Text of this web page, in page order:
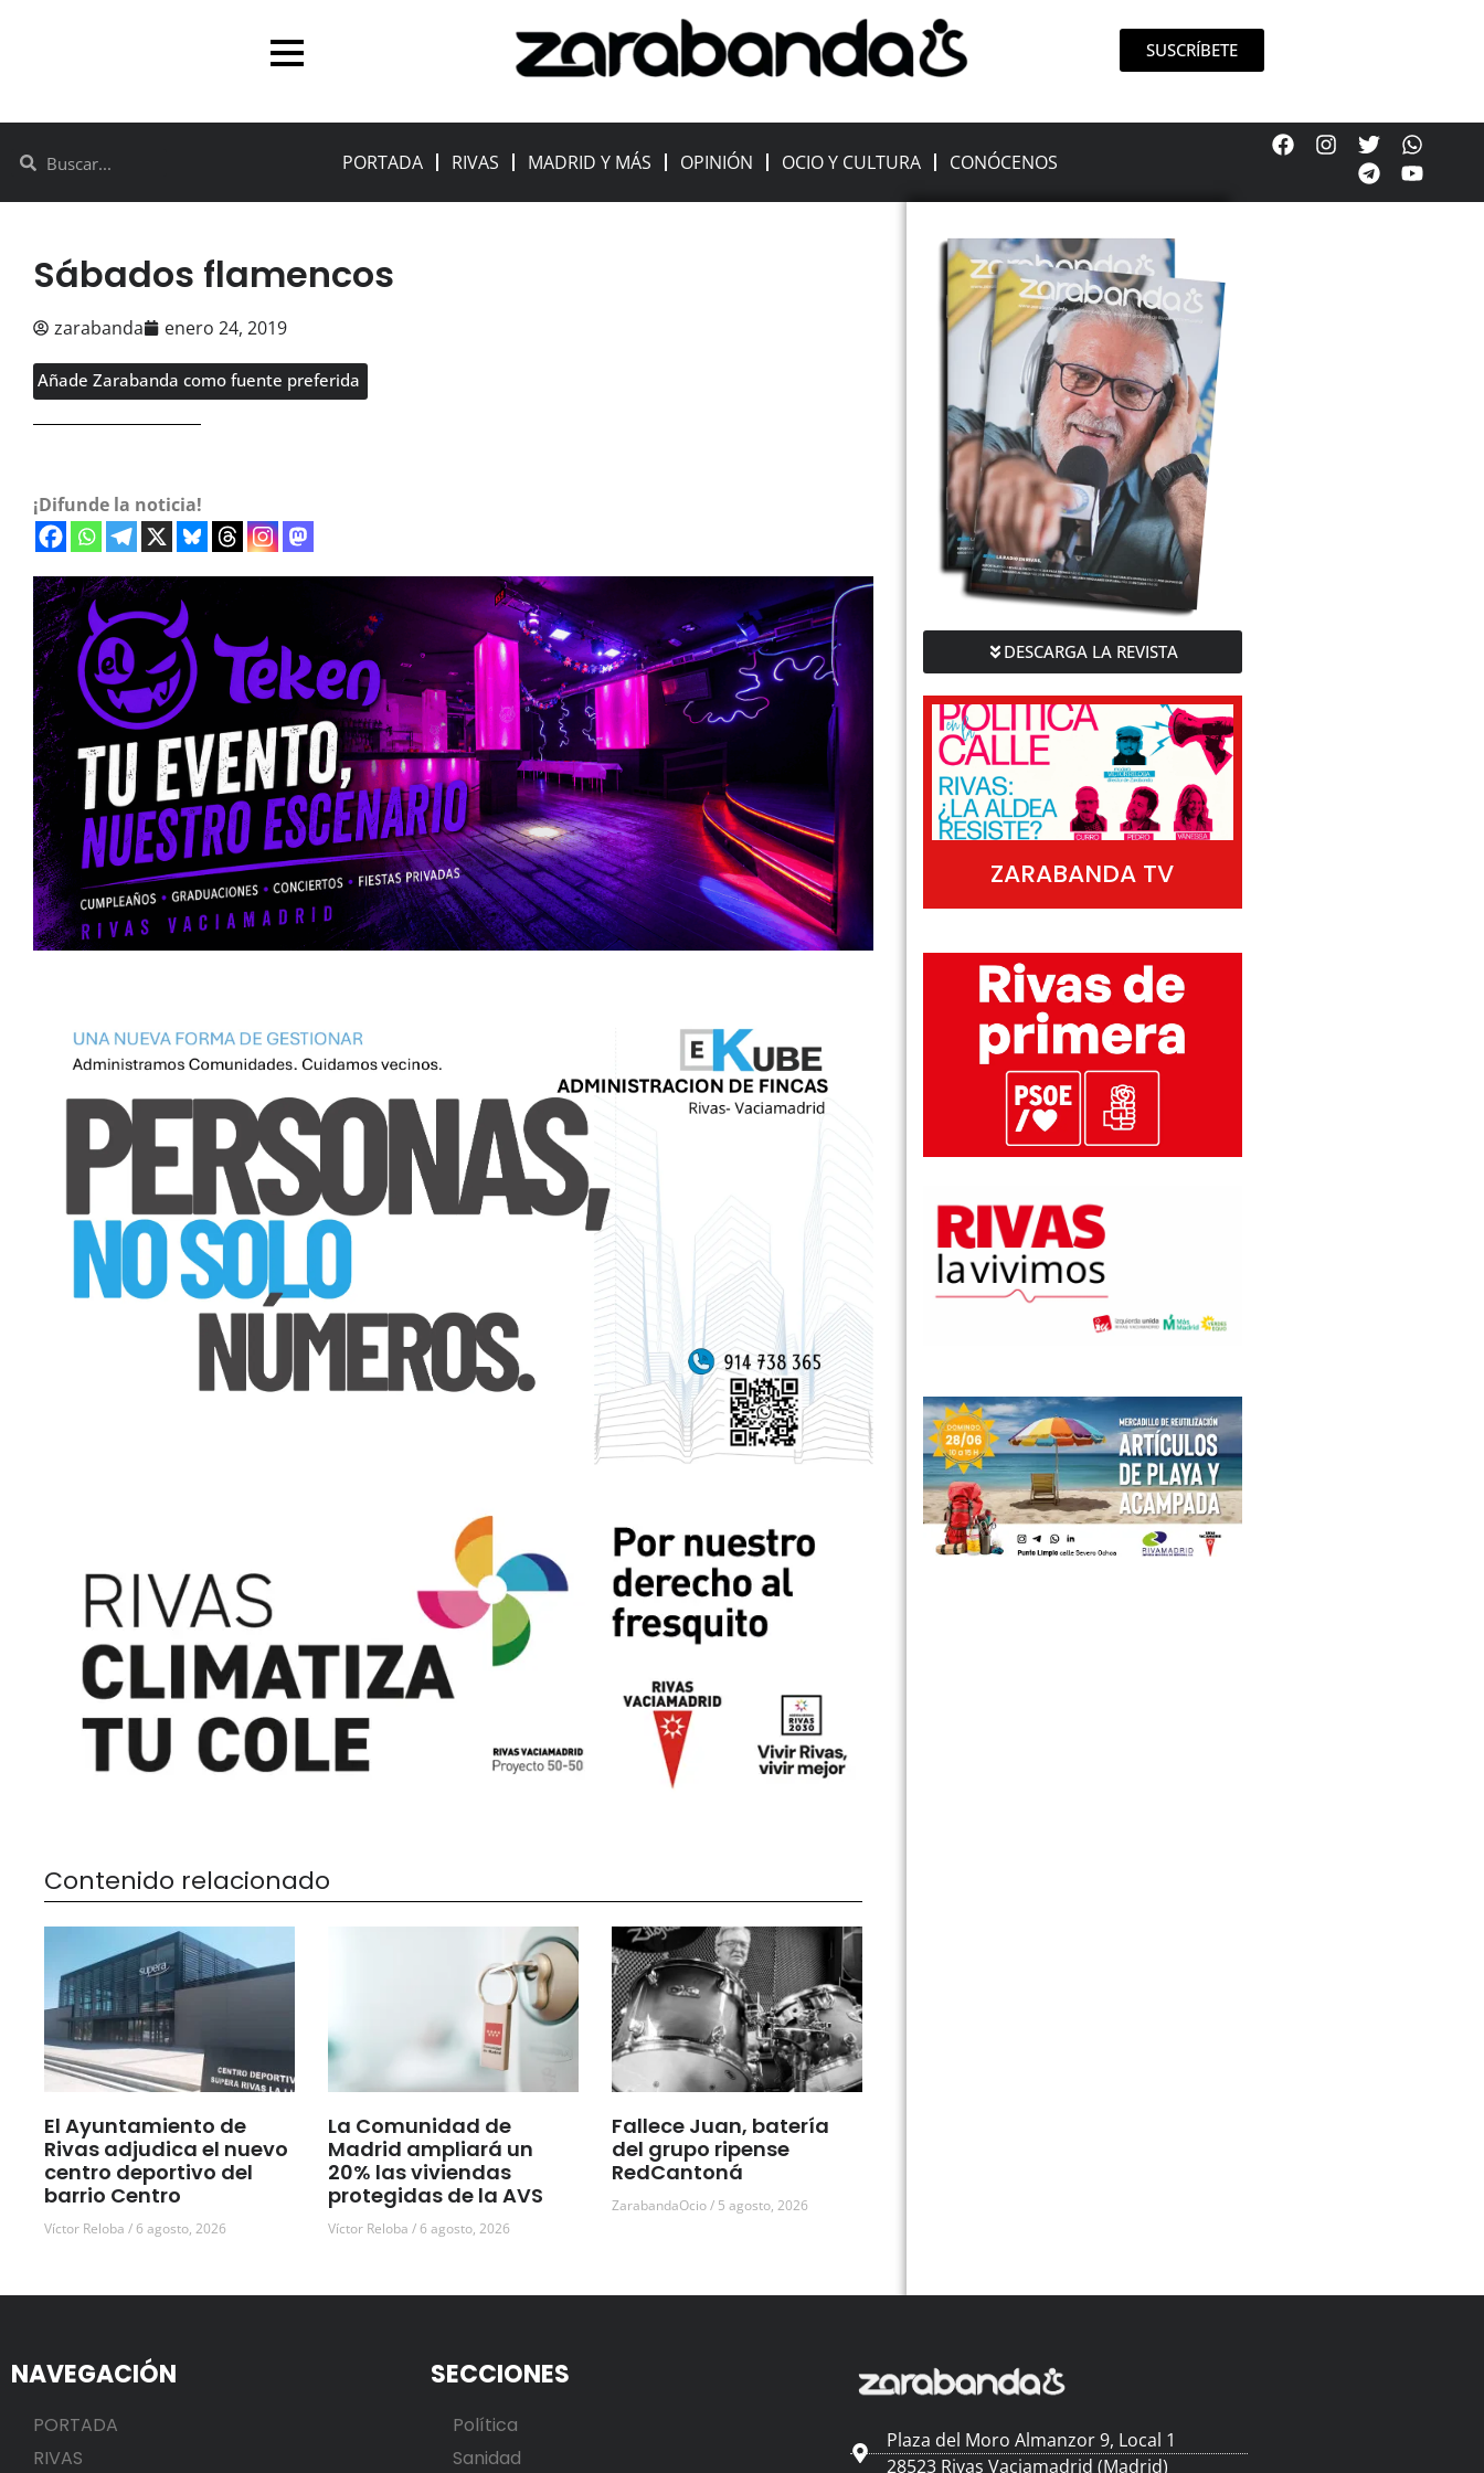
SUSCRÍBETE
PORTADA RIVAS MADRID Y MÁS OPINIÓN OCIO Y CULTURA CONÓCENOS
Sábados flamencos
zarabanda enero 24, 2019
Añade Zarabanda como fuente preferida
¡Difunde la noticia!
Contenido relacionado
El Ayuntamiento de
Rivas adjudica el nuevo
centro deportivo del
barrio Centro
Víctor Reloba 6 agosto, 2026
La Comunidad de
Madrid ampliará un
20% las viviendas
protegidas de la AVS
Víctor Reloba 6 agosto, 2026
Fallece Juan, batería
del grupo ripense
RedCantoná
ZarabandaOcio 5 agosto, 2026
DESCARGA LA REVISTA
ZARABANDA TV
NAVEGACIÓN
PORTADA
RIVAS
SECCIONES
Política
Sanidad
Plaza del Moro Almanzor 9, Local 1
28523 Rivas Vaciamadrid (Madrid)